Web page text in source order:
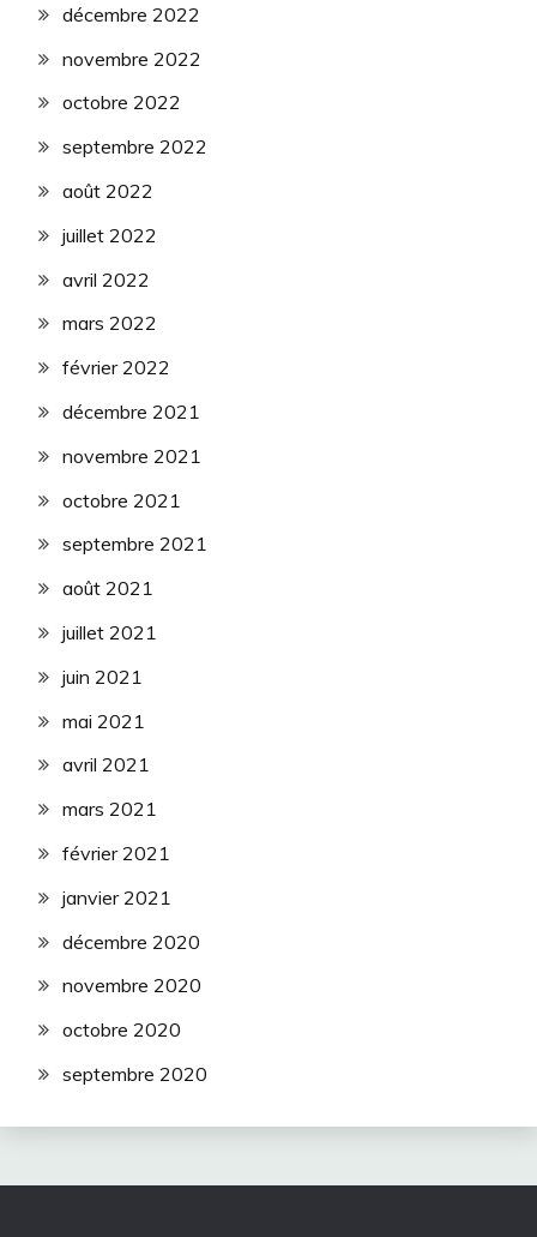
décembre 2022
novembre 2022
octobre 2022
septembre 2022
août 2022
juillet 2022
avril 2022
mars 2022
février 2022
décembre 2021
novembre 2021
octobre 2021
septembre 2021
août 2021
juillet 2021
juin 2021
mai 2021
avril 2021
mars 2021
février 2021
janvier 2021
décembre 2020
novembre 2020
octobre 2020
septembre 2020